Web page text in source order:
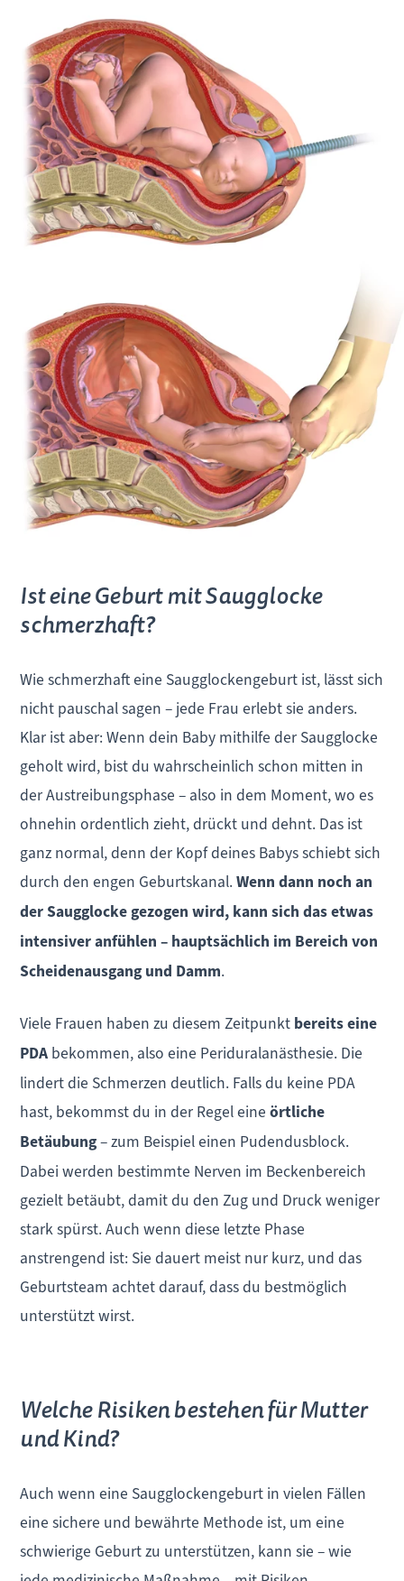
Ist eine Geburt mit Saugglocke
schmerzhaft?
Wie schmerzhaft eine Saugglockengeburt ist, lässt sich
nicht pauschal sagen – jede Frau erlebt sie anders.
Klar ist aber: Wenn dein Baby mithilfe der Saugglocke
geholt wird, bist du wahrscheinlich schon mitten in
der Austreibungsphase – also in dem Moment, wo es
ohnehin ordentlich zieht, drückt und dehnt. Das ist
ganz normal, denn der Kopf deines Babys schiebt sich
durch den engen Geburtskanal.Wenn dann noch an
der Saugglocke gezogen wird, kann sich das etwas
intensiver anfühlen – hauptsächlich im Bereich von
Scheidenausgang und Damm.
Viele Frauen haben zu diesem Zeitpunkt bereits eine
PDA bekommen, also eine Periduralanästhesie. Die
lindert die Schmerzen deutlich. Falls du keine PDA
hast, bekommst du in der Regel eineörtliche
Betäubung– zum Beispiel einen Pudendusblock.
Dabei werden bestimmte Nerven im Beckenbereich
gezielt betäubt, damit du den Zug und Druck weniger
stark spürst. Auch wenn diese letzte Phase
anstrengend ist: Sie dauert meist nur kurz, und das
Geburtsteam achtet darauf, dass du bestmöglich
unterstützt wirst.
Welche Risiken bestehen für Mutter
und Kind?
Auch wenn eine Saugglockengeburt in vielen Fällen
eine sichere und bewährte Methode ist, um eine
schwierige Geburt zu unterstützen, kann sie – wie